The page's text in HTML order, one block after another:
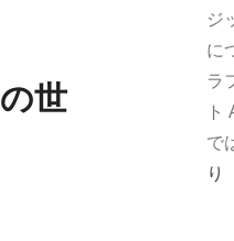
世
ジ
に
ラ
ト
で
り